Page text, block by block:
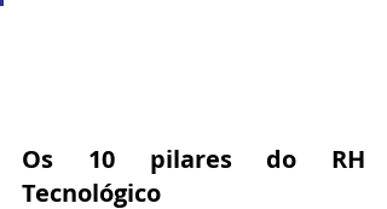
Os 10 pilares do RH
Tecnológico